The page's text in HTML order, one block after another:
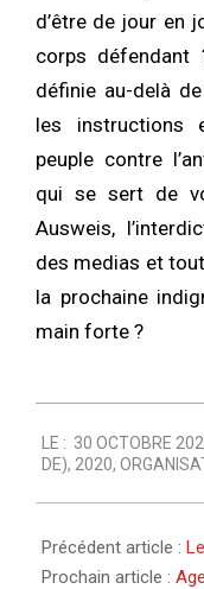
d’être de jour en
corps défendant
définie au-delà
les instructions
peuple contre
qui se sert de
Ausweis,
des medias et
la prochaine
main forte ?
10-
30
LE : 30 OCTOBRE
DE), 2020,
Précédent article :
Prochain article :